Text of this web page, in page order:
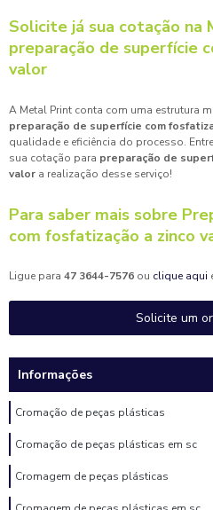
Solicite já sua cotação na
preparação de superfície
valor
A Metal Print conta com uma estrutura
preparação de superfície com
qualidade e eficiência do processo.
sua cotação para preparação de
valor a realização desse serviço!
Para saber mais sobre
com fosfatização a zinco
Ligue para 47 3644-7576 ou clique aqui
Solicite um
Informações
Cromação de peças plásticas
Cromação de peças plásticas em sc
Cromagem de peças plásticas